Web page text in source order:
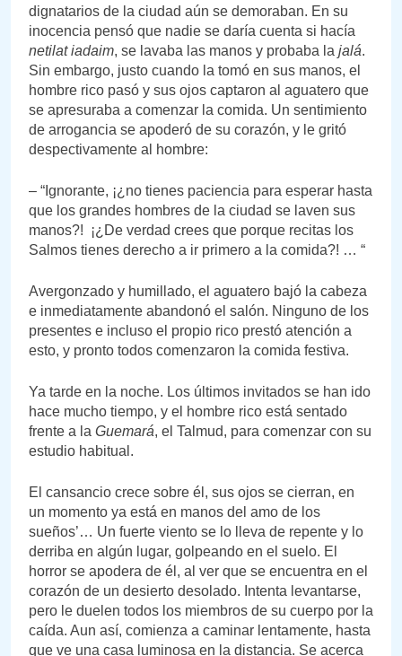
dignatarios de la ciudad aún se demoraban. En su
inocencia pensó que nadie se daría cuenta si hacía
netilat iadaim, se lavaba las manos y probaba la jalá.
Sin embargo, justo cuando la tomó en sus manos, el
hombre rico pasó y sus ojos captaron al aguatero que
se apresuraba a comenzar la comida. Un sentimiento
de arrogancia se apoderó de su corazón, y le gritó
despectivamente al hombre:
– “Ignorante, ¡¿no tienes paciencia para esperar hasta
que los grandes hombres de la ciudad se laven sus
manos?! ¡¿De verdad crees que porque recitas los
Salmos tienes derecho a ir primero a la comida?! … “
Avergonzado y humillado, el aguatero bajó la cabeza
e inmediatamente abandonó el salón. Ninguno de los
presentes e incluso el propio rico prestó atención a
esto, y pronto todos comenzaron la comida festiva.
Ya tarde en la noche. Los últimos invitados se han ido
hace mucho tiempo, y el hombre rico está sentado
frente a la Guemará, el Talmud, para comenzar con su
estudio habitual.
El cansancio crece sobre él, sus ojos se cierran, en
un momento ya está en manos del amo de los
sueños’… Un fuerte viento se lo lleva de repente y lo
derriba en algún lugar, golpeando en el suelo. El
horror se apodera de él, al ver que se encuentra en el
corazón de un desierto desolado. Intenta levantarse,
pero le duelen todos los miembros de su cuerpo por la
caída. Aun así, comienza a caminar lentamente, hasta
que ve una casa luminosa en la distancia. Se acerca